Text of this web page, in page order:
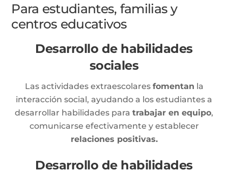
Para estudiantes, familias y
centros educativos
Desarrollo de habilidades
sociales
Las actividades extraescolares fomentan la
interacción social, ayudando a los estudiantes a
desarrollar habilidades para trabajar en equipo,
comunicarse efectivamente y establecer
relaciones positivas.
Desarrollo de habilidades